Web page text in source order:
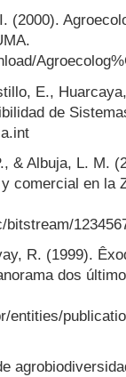
(2000).
E.,
de
& Albuja, L. M.
comercial en la
R. (1999).
dos
entities/